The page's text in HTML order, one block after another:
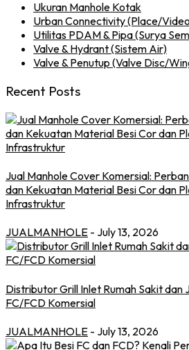
Ukuran Manhole Kotak
Urban Connectivity (Place/
Utilitas PDAM & Pipa (Surya
Valve & Hydrant (Sistem Air)
Valve & Penutup (Valve Disc/
Recent Posts
Jual Manhole Cover Komersial:
dan Kekuatan Material Besi Cor dan
Infrastruktur
JUALMANHOLE - July 13, 2026
Distributor Grill Inlet Rumah Sakit dan
FC/FCD Komersial
JUALMANHOLE - July 13, 2026